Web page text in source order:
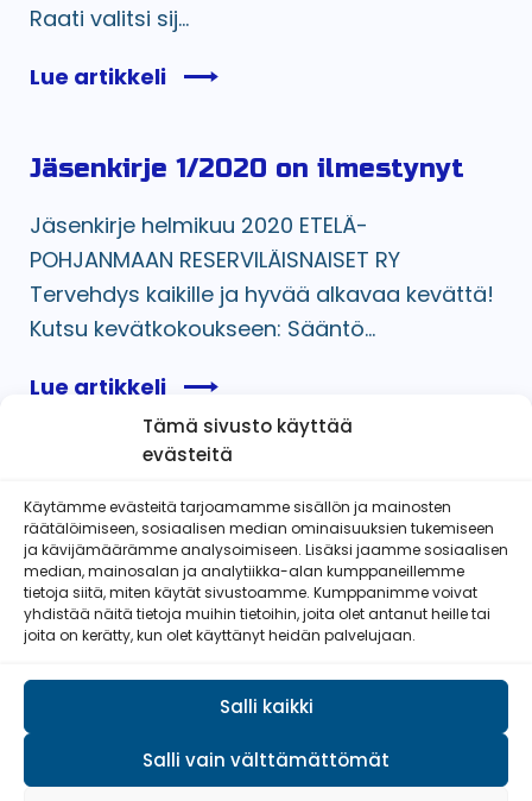
Tämä sivusto käyttää
evästeitä
Käytämme evästeitä tarjoamamme sisällön ja mainosten
räätälöimiseen, sosiaalisen median ominaisuuksien tukemiseen
ja kävijämäärämme analysoimiseen. Lisäksi jaamme sosiaalisen
median, mainosalan ja analytiikka-alan kumppaneillemme
tietoja siitä, miten käytät sivustoamme. Kumppanimme voivat
yhdistää näitä tietoja muihin tietoihin, joita olet antanut heille tai
joita on kerätty, kun olet käyttänyt heidän palvelujaan.
Salli kaikki
Salli vain välttämättömät
Raati valitsi sij...
Lue artikkeli
Jäsenkirje 1/2020 on ilmestynyt
Jäsenkirje helmikuu 2020 ETELÄ-
POHJANMAAN RESERVILÄISNAISET RY
Tervehdys kaikille ja hyvää alkavaa kevättä!
Kutsu kevätkokoukseen: Sääntö...
Lue artikkeli
Etelä-Pohjanmaan Reserviläisnaiset
ry